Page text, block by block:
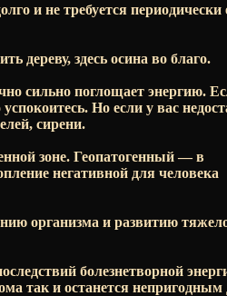
и не требуется периодически
дереву, здесь осина во благо.
сильно поглощает энергию.
Но если у вас
сирени.
зоне. Геопатогенный — в
негативной для человека
организма и развитию
болезнетворной
так и останется непригодным